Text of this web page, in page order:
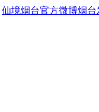
仙境烟台官方微博烟台